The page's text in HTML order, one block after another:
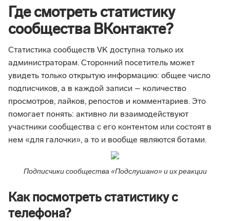
Где смотреть статистику
сообщества ВКонтакте?
Статистика сообществ VK доступна только их
администраторам. Сторонний посетитель может
увидеть только открытую информацию: общее число
подписчиков, а в каждой записи – количество
просмотров, лайков, репостов и комментариев. Это
помогает понять: активно ли взаимодействуют
участники сообщества с его контентом или состоят в
нем «для галочки», а то и вообще являются ботами.
Подписчики сообщества «Подслушано» и их реакции
Как посмотреть статистику с
телефона?